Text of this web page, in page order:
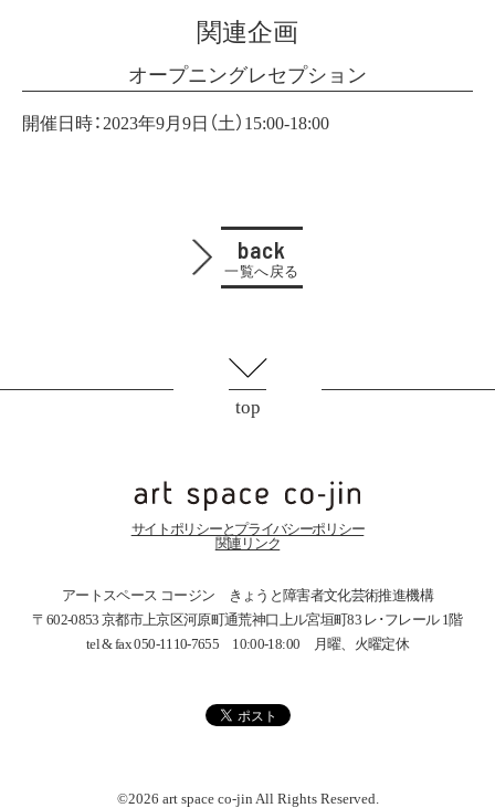
関連企画
オープニングレセプション
開催日時：2023年9月9日（土）15:00-18:00
back
一覧へ戻る
top
サイトポリシーとプライバシーポリシー
関連リンク
アートスペース コージン きょうと障害者文化芸術推進機構
〒602-0853 京都市上京区河原町通荒神口上ル宮垣町83 レ･フレール 1階
tel & fax 050-1110-7655 10:00-18:00 月曜、火曜定休
©2026 art space co-jin All Rights Reserved.